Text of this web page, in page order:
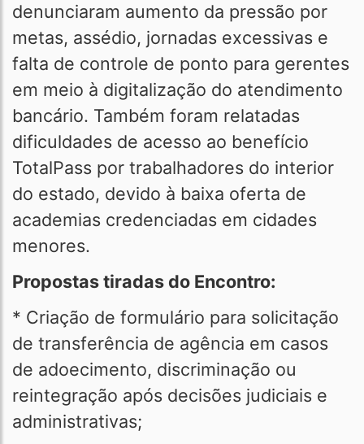
denunciaram aumento da pressão por
metas, assédio, jornadas excessivas e
falta de controle de ponto para gerentes
em meio à digitalização do atendimento
bancário. Também foram relatadas
dificuldades de acesso ao benefício
TotalPass por trabalhadores do interior
do estado, devido à baixa oferta de
academias credenciadas em cidades
menores.
Propostas tiradas do Encontro:
* Criação de formulário para solicitação
de transferência de agência em casos
de adoecimento, discriminação ou
reintegração após decisões judiciais e
administrativas;